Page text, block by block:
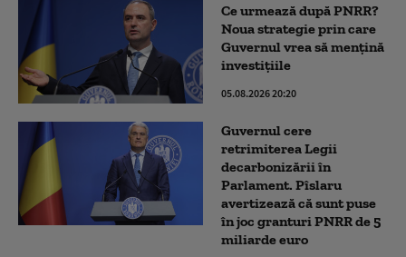
Ce urmează după PNRR?
Noua strategie prin care
Guvernul vrea să mențină
investițiile
05.08.2026 20:20
Guvernul cere
retrimiterea Legii
decarbonizării în
Parlament. Pîslaru
avertizează că sunt puse
în joc granturi PNRR de 5
miliarde euro